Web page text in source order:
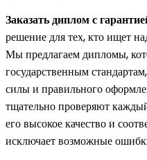
Заказать диплом с
решение для тех, кто ищет
Мы предлагаем дипломы,
государственным
силы и правильного
тщательно проверяют
его высокое качество и
исключает возможные